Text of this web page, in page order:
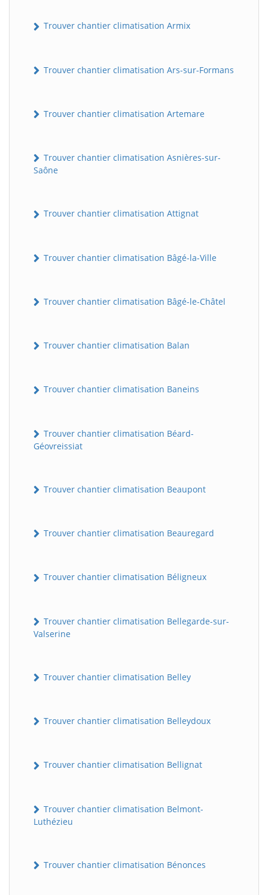
Trouver chantier climatisation Armix
Trouver chantier climatisation Ars-sur-Formans
Trouver chantier climatisation Artemare
Trouver chantier climatisation Asnières-sur-
Saône
Trouver chantier climatisation Attignat
Trouver chantier climatisation Bâgé-la-Ville
Trouver chantier climatisation Bâgé-le-Châtel
Trouver chantier climatisation Balan
Trouver chantier climatisation Baneins
Trouver chantier climatisation Béard-
Géovreissiat
Trouver chantier climatisation Beaupont
Trouver chantier climatisation Beauregard
Trouver chantier climatisation Béligneux
Trouver chantier climatisation Bellegarde-sur-
Valserine
Trouver chantier climatisation Belley
Trouver chantier climatisation Belleydoux
Trouver chantier climatisation Bellignat
Trouver chantier climatisation Belmont-
Luthézieu
Trouver chantier climatisation Bénonces